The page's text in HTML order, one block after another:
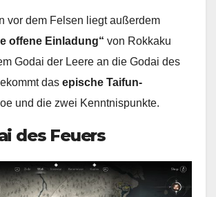
vor dem Felsen liegt außerdem
offene Einladung“ von Rokkaku
Godai der Leere an die Godai des
das epische Taifun-
und die zwei Kenntnispunkte.
des Feuers